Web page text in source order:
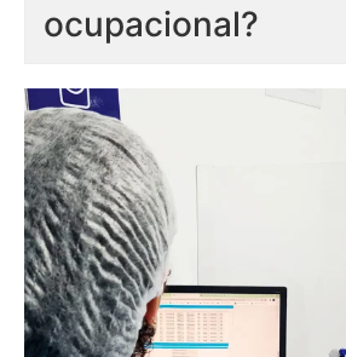
ocupacional?